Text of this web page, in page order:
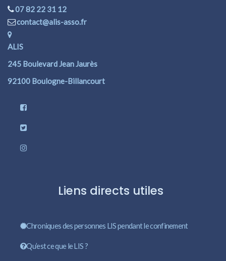
07 82 22 31 12
contact@alis-asso.fr
ALIS
245 Boulevard Jean Jaurès
92100 Boulogne-Billancourt
Liens directs utiles
Chroniques des personnes LIS pendant le confinement
Qu’est ce que le LIS ?